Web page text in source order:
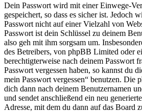
Dein Passwort wird mit einer Einwege-
gespeichert, so dass es sicher ist. Jedoch
Passwort nicht auf einer Vielzahl von
Passwort ist dein Schlüssel zu deinem
also geh mit ihm sorgsam um.
des Betreibers, von phpBB Limited oder
berechtigterweise nach deinem Passwort
Passwort vergessen haben, so kannst du
mein Passwort vergessen“ benutzen. Die
dich dann nach deinem Benutzernamen
und sendet anschließend ein neu
Adresse, mit dem du dann auf das Board